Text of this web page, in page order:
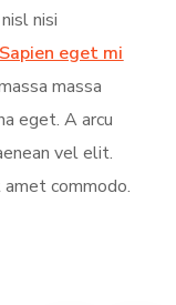
nisi
Sapien eget mi
massa
eget. A arcu
vel elit.
commodo.